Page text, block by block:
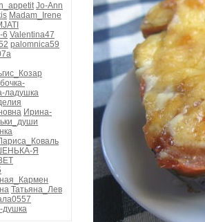
Jo-Ann
Madam_Irene
6 Valentina47
palomnica59
ладушка
Ирина-
Я
Татьяна_Лев
душка